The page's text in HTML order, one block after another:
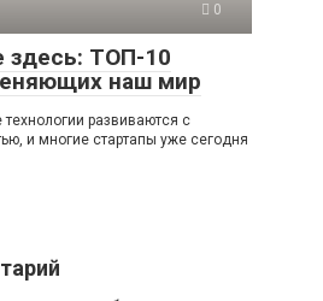
0
здесь: ТОП-10
наш мир
развиваются с
и многие стартапы уже сегодня